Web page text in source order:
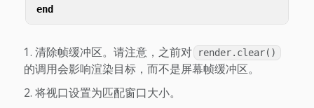
end
清除帧缓冲区。请注意，之前对 render.clear()
的调用会影响渲染目标，而不是屏幕帧缓冲区。
将视口设置为匹配窗口大小。